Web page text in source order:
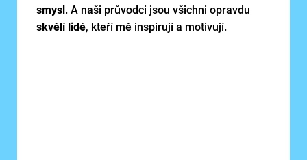
smysl. A naši průvodci jsou všichni opravdu
skvělí lidé, kteří mě inspirují a motivují.